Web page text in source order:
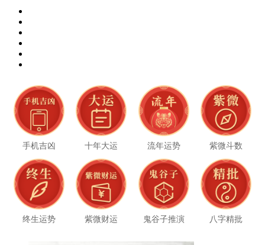
手机吉凶 十年大运 流年运势 紫微斗数
终生运势 紫微财运 鬼谷子推演 八字精批